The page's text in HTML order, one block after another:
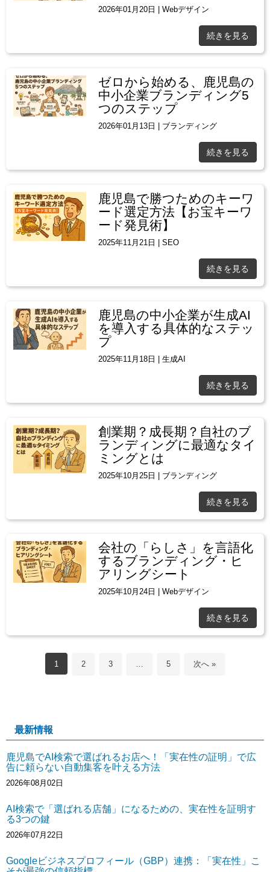
2026年01月20日 |Webデザイン
続きを見る
ゼロから始める、鹿児島の
中小企業ブランディング5
つのステップ
2026年01月13日 ブランディング
続きを見る
鹿児島で勝つためのキーワ
ード選定方法【お宝キーワ
ード発見術】
2025年11月21日 |SEO
続きを見る
鹿児島の中小企業が生成AI
を導入する具体的なステッ
プ
2025年11月18日 |生成AI
続きを見る
創業期？成長期？自社のブ
ランディングに最適なタイ
ミングとは
2025年10月25日 | ブランディング
続きを見る
会社の「らしさ」を言語化
するブランディング・ヒ
アリングシート
2025年10月24日 |Webデザイン
続きを見る
1 2 3 … 5 次へ »
最新情報
鹿児島でAI検索で選ばれるお店へ！「実在性の証明」で広
告に頼らない自動集客を叶える方法
2026年08月02日
AI検索で「選ばれる店舗」になるための、実在性を証明す
る3つの鍵
2026年07月22日
Googleビジネスプロフィール（GBP）連携：「実在性」こ